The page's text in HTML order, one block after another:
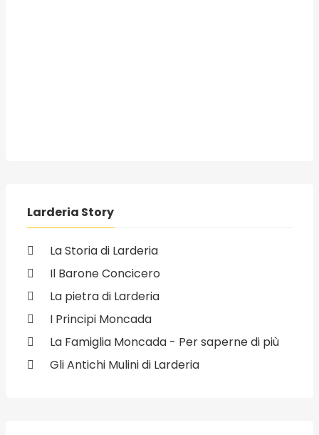
Larderia Story
La Storia di Larderia
Il Barone Concicero
La pietra di Larderia
I Principi Moncada
La Famiglia Moncada - Per saperne di più
Gli Antichi Mulini di Larderia